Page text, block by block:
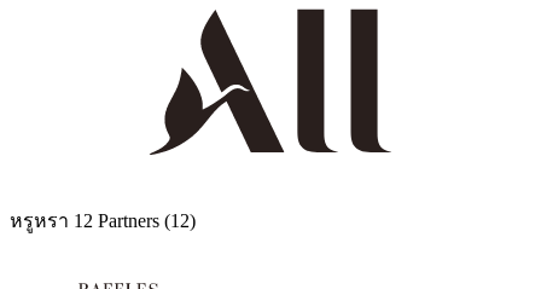
หรูหรา 12 Partners (12)